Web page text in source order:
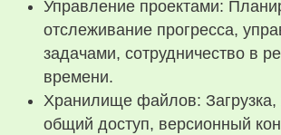
Управление проектами:
отслеживание прогресса,
задачами, сотрудничество в
времени.
Хранилище файлов: Загрузка,
общий доступ, версионный